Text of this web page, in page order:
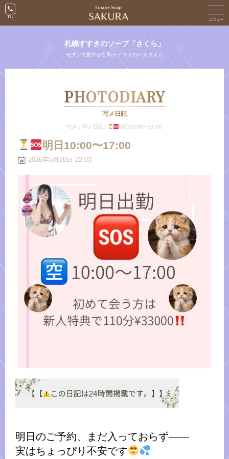
札幌すすきのソープ「さくら」
モダンで艶やかな和テイストのバスタイム
PHOTODIARY
写メ日記
TOP /写メ日記 / 明日10:00〜17:00
明日10:00〜17:00
2026年5月20日 22:03
明日のご予約、まだ入っておらず――
実はちょっぴり不安です